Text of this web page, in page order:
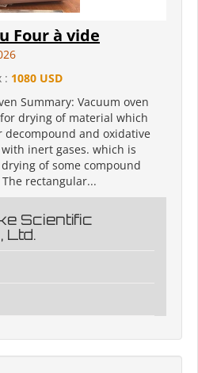
Four à vide
: 1080 USD
Summary: Vacuum oven
drying of material which
decompound and oxidative
inert gases. which is
of some compound
rectangular...
Scientific
Ltd.